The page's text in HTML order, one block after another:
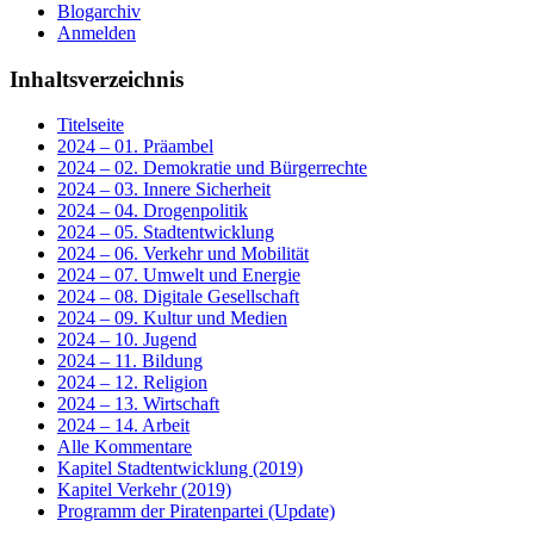
Blogarchiv
Anmelden
Inhaltsverzeichnis
Titelseite
2024 – 01. Präambel
2024 – 02. Demokratie und Bürgerrechte
2024 – 03. Innere Sicherheit
2024 – 04. Drogenpolitik
2024 – 05. Stadtentwicklung
2024 – 06. Verkehr und Mobilität
2024 – 07. Umwelt und Energie
2024 – 08. Digitale Gesellschaft
2024 – 09. Kultur und Medien
2024 – 10. Jugend
2024 – 11. Bildung
2024 – 12. Religion
2024 – 13. Wirtschaft
2024 – 14. Arbeit
Alle Kommentare
Kapitel Stadtentwicklung (2019)
Kapitel Verkehr (2019)
Programm der Piratenpartei (Update)